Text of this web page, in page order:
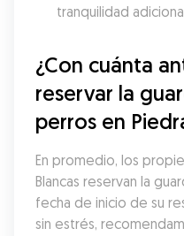
tranquilidad
¿Con cuánta
reservar la
perros en
En promedio, los
Blancas reservan la
fecha de inicio de su
sin estrés,